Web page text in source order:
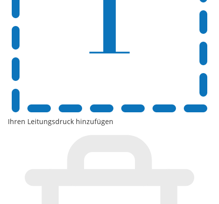
Ihren Leitungsdruck hinzufügen